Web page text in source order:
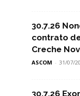
30.7.26
contrato
Creche
ASCOM - 31/07/
30.7.26